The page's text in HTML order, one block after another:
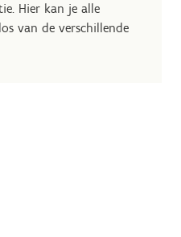
Hier kan je alle
van de verschillende